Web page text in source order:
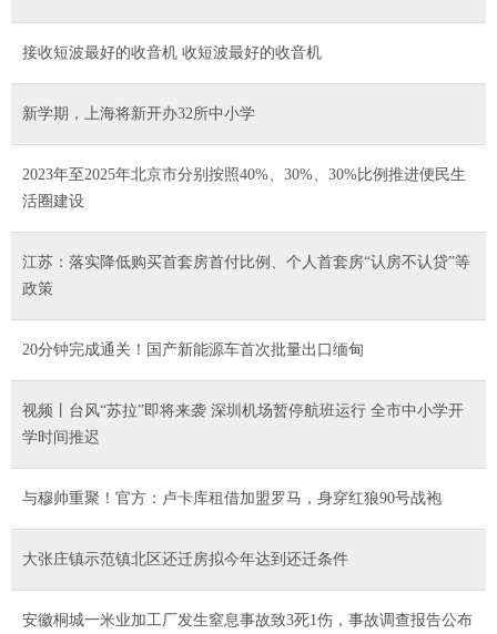
接收短波最好的收音机 收短波最好的收音机
新学期，上海将新开办32所中小学
2023年至2025年北京市分别按照40%、30%、30%比例推进便民生
活圈建设
江苏：落实降低购买首套房首付比例、个人首套房“认房不认贷”等
政策
20分钟完成通关！国产新能源车首次批量出口缅甸
视频丨台风“苏拉”即将来袭 深圳机场暂停航班运行 全市中小学开
学时间推迟
与穆帅重聚！官方：卢卡库租借加盟罗马，身穿红狼90号战袍
大张庄镇示范镇北区还迁房拟今年达到还迁条件
安徽桐城一米业加工厂发生窒息事故致3死1伤，事故调查报告公布